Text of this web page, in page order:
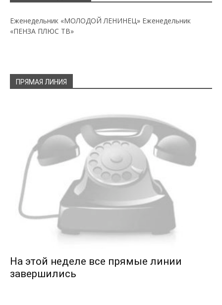
Еженедельник «МОЛОДОЙ ЛЕНИНЕЦ» Еженедельник
«ПЕНЗА ПЛЮС ТВ»
ПРЯМАЯ ЛИНИЯ
На этой неделе все прямые линии
завершились